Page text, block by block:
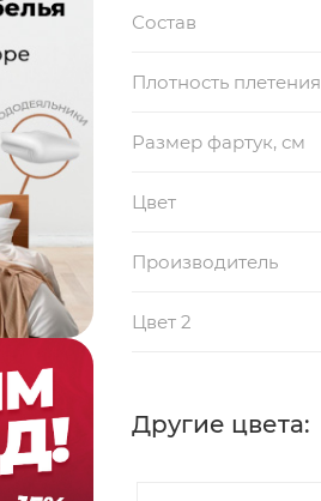
Состав
Плотность плетения
Размер фартук, см
Цвет
Производитель
Цвет 2
Другие цвета: